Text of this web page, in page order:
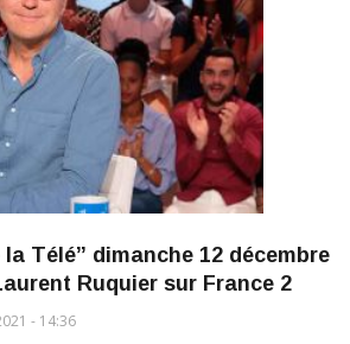
Télé” dimanche 12 décembre
Ruquier sur France 2
- 14:36